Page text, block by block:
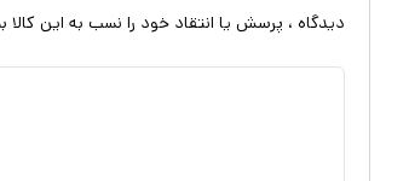
دیدگاه ، پرسش یا انتقاد خود را نسب به این کالا